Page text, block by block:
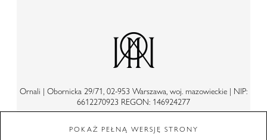
Ornali | Obornicka 29/71, 02-953 Warszawa, woj. mazowieckie | NIP:
6612270923 REGON: 146924277
POKAŻ PEŁNĄ WERSJĘ STRONY